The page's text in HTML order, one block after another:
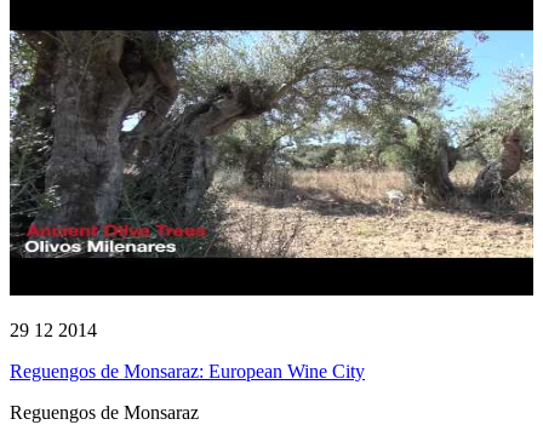
29 12 2014
Reguengos de Monsaraz: European Wine City
Reguengos de Monsaraz